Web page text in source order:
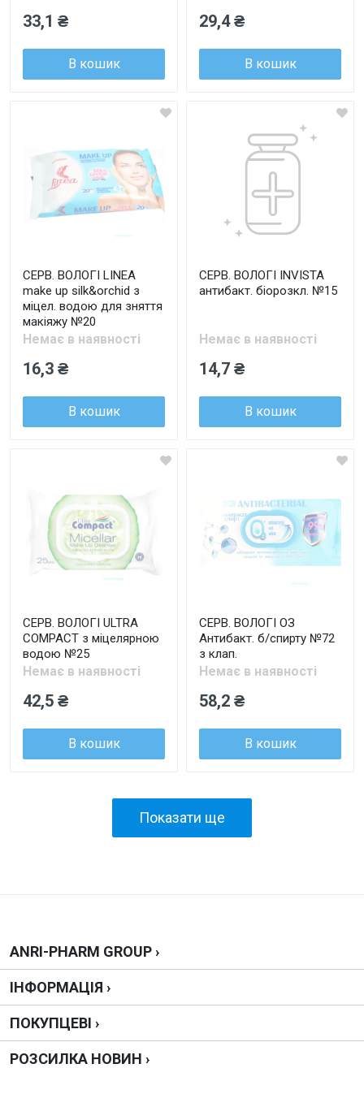
33,1 ₴
В кошик
29,4 ₴
В кошик
СЕРВ. ВОЛОГІ LINEA
make up silk&orchid з
міцел. водою для зняття
макіяжу №20
Немає в наявності
16,3 ₴
В кошик
СЕРВ. ВОЛОГІ INVISTA
антибакт. біорозкл. №15
Немає в наявності
14,7 ₴
В кошик
СЕРВ. ВОЛОГІ ULTRA
COMPACT з міцелярною
водою №25
Немає в наявності
42,5 ₴
В кошик
СЕРВ. ВОЛОГІ ОЗ
Антибакт. б/спирту №72
з клап.
Немає в наявності
58,2 ₴
В кошик
Показати ще
ANRI-PHARM GROUP ›
ІНФОРМАЦІЯ ›
ПОКУПЦЕВІ ›
РОЗСИЛКА НОВИН ›